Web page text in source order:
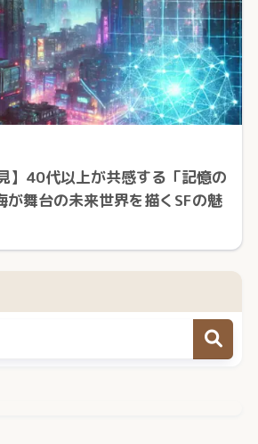
】40代以上が共感する「記憶の
が舞台の未来世界を描くSFの魅